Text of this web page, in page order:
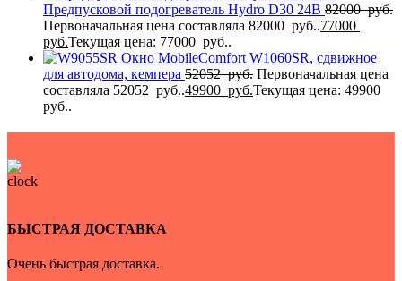
Предпусковой подогреватель Hydro D30 24В 82000руб.
Первоначальная цена составляла 82000 руб..77000
руб.Текущая цена: 77000 руб..
Окно MobileComfort W1060SR, сдвижное
для автодома, кемпера 52052руб. Первоначальная цена
составляла 52052 руб..49900 руб.Текущая цена: 49900
руб..
БЫСТРАЯ ДОСТАВКА
Очень быстрая доставка.